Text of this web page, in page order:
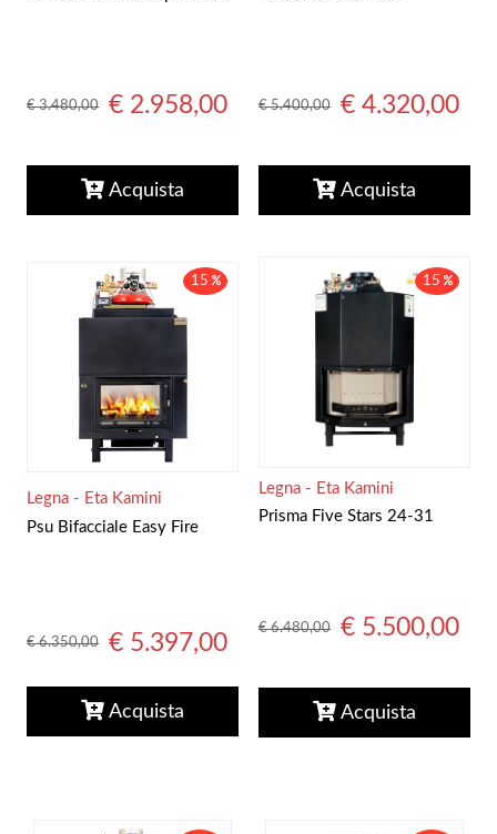
€ 3.480,00 € 2.958,00
Acquista
€ 5.400,00 € 4.320,00
Acquista
15
Psu Bifacciale Easy Fire
Legna - Eta Kamini
€ 6.350,00 € 5.397,00
Acquista
15
Prisma Five Stars 24-31
Legna - Eta Kamini
€ 6.480,00 € 5.500,00
Acquista